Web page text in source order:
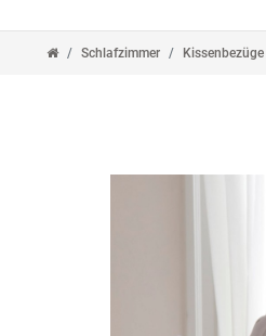
Schlafzimmer Kissenbezüge